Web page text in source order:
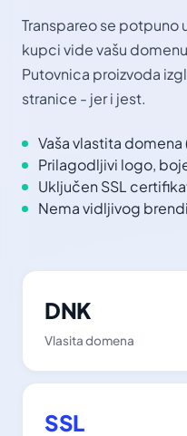
Transpareo se potpuno
kupci vide vašu
Putovnica proizvoda
stranice - jer i jest.
Vaša vlastita
Prilagodljivi logo,
Uključen SSL
Nema vidljivog
DNK
Vlasita domena
SSL